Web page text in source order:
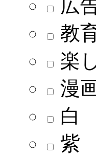
広
教
楽
漫
白
紫